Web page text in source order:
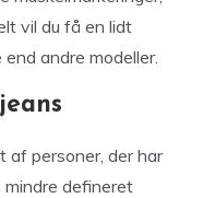
vil du få en lidt
andre modeller.
af personer, der har
defineret